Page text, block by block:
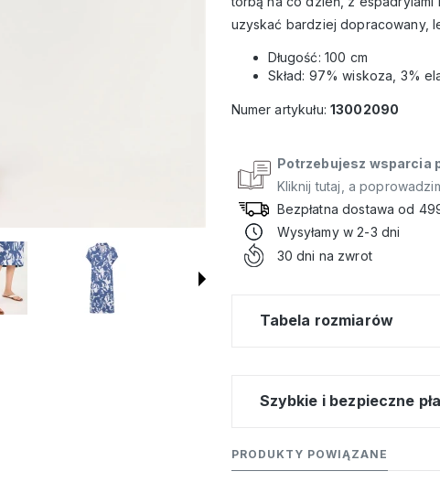
uzyskać bardziej dopracowany,
Długość: 100 cm
Skład: 97% wiskoza, 3%
Numer artykułu: 13002090
Potrzebujesz wsparcia
Kliknij tutaj, a
Bezpłatna dostawa od
Wysyłamy w 2-3 dni
30 dni na zwrot
Tabela rozmiarów
Szybkie i bezpieczne
PRODUKTY POWIĄZANE